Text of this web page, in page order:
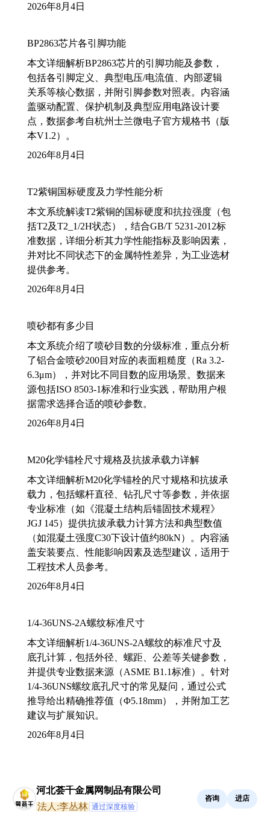
2026年8月4日
BP2863芯片各引脚功能
本文详细解析BP2863芯片的引脚功能及参数，
包括各引脚定义、典型电压/电流值、内部逻辑
关系等核心数据，并附引脚参数对照表。内容涵
盖驱动配置、保护机制及典型应用电路设计要
点，数据参考自杭州士兰微电子官方规格书（版
本V1.2）。
2026年8月4日
T2紫铜国标硬度及力学性能分析
本文系统解读T2紫铜的国标硬度和抗拉强度（包
括T2及T2_1/2H状态），结合GB/T 5231-2012标
准数据，详细分析其力学性能指标及影响因素，
并对比不同状态下的金属特性差异，为工业选材
提供参考。
2026年8月4日
喷砂都有多少目
本文系统介绍了喷砂目数的分级标准，重点分析
了铝合金喷砂200目对应的表面粗糙度（Ra 3.2-
6.3μm），并对比不同目数的应用场景。数据来
源包括ISO 8503-1标准和行业实践，帮助用户根
据需求选择合适的喷砂参数。
2026年8月4日
M20化学锚栓尺寸规格及抗拔承载力详解
本文详细解析M20化学锚栓的尺寸规格和抗拔承
载力，包括螺杆直径、钻孔尺寸等参数，并依据
专业标准（如《混凝土结构后锚固技术规程》
JGJ 145）提供抗拔承载力计算方法和典型数值
（如混凝土强度C30下设计值约80kN）。内容涵
盖安装要点、性能影响因素及选型建议，适用于
工程技术人员参考。
2026年8月4日
1/4-36UNS-2A螺纹标准尺寸
本文详细解析1/4-36UNS-2A螺纹的标准尺寸及
底孔计算，包括外径、螺距、公差等关键参数，
并提供专业数据来源（ASME B1.1标准）。针对
1/4-36UNS螺纹底孔尺寸的常见疑问，通过公式
推导给出精确推荐值（Φ5.18mm），并附加工艺
建议与扩展知识。
2026年8月4日
河北荟千金属网制品有限公司
法人:李丛林 通过深度核验
咨询 进店